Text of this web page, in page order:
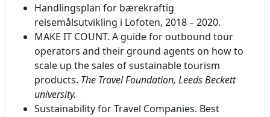
Handlingsplan for bærekraftig
reisemålsutvikling i Lofoten, 2018 – 2020.
MAKE IT COUNT. A guide for outbound tour
operators and their ground agents on how to
scale up the sales of sustainable tourism
products. The Travel Foundation, Leeds Beckett
university.
Sustainability for Travel Companies. Best